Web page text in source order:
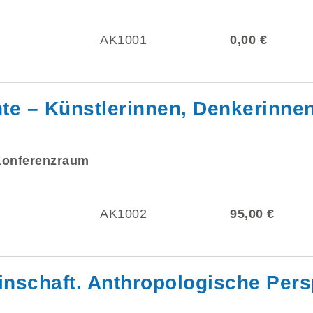
AK1001 0,00 €
– Künstlerinnen,
AK1002 95,00 €
Anthropologische